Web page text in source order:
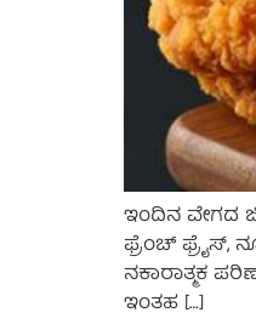
ಇಂದಿನ ವೇಗದ
ಫ್ರೆಂಚ್ ಫ್ರೈಸ್,
ನಕಾರಾತ್ಮಕ
ಇಂತಹ […]